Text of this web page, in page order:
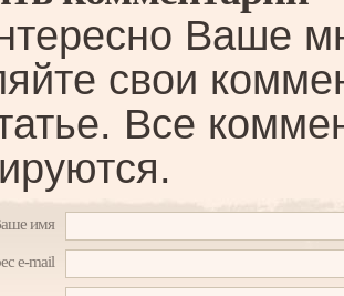
Ваше
свои
Все
имя
e-mail